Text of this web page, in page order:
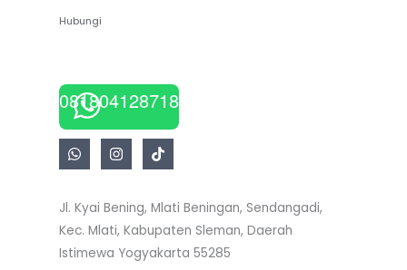
Hubungi
081804128718
Jl. Kyai Bening, Mlati Beningan, Sendangadi,
Kec. Mlati, Kabupaten Sleman, Daerah
Istimewa Yogyakarta 55285